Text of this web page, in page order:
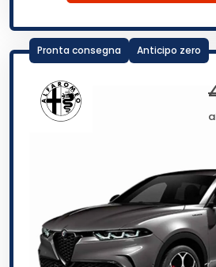
Pronta consegna Anticipo zero